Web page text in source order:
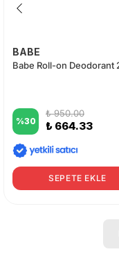
BABE
%30
₺ 950.00
₺ 664.33
SEPETE EKLE